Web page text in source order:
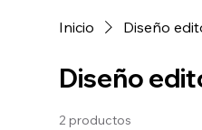
Inicio Diseño
Diseño
2 productos